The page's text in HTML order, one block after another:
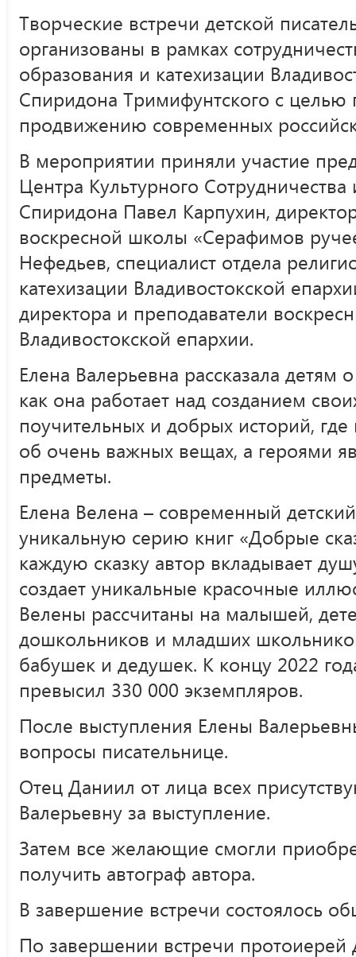
Творческие встречи детской
организованы в рамках
образования и катехизации
Спиридона Тримифунтского с целью
продвижению современных
В мероприятии приняли участие
Центра Культурного
Спиридона Павел Карпухин,
воскресной школы «Серафимов
Нефедьев, специалист отдела
катехизации Владивостокской
директора и преподаватели
Владивостокской епархии.
Елена Валерьевна рассказала детям
как она работает над созданием
поучительных и добрых историй,
об очень важных вещах, а героями
предметы.
Елена Велена – современный
уникальную серию книг «Добрые
каждую сказку автор вкладывает
создает уникальные красочные
Велены рассчитаны на малышей,
дошкольников и младших
бабушек и дедушек. К концу 2022
превысил 330 000 экземпляров.
После выступления Елены
вопросы писательнице.
Отец Даниил от лица всех
Валерьевну за выступление.
Затем все желающие смогли
получить автограф автора.
В завершение встречи состоялось
По завершении встречи